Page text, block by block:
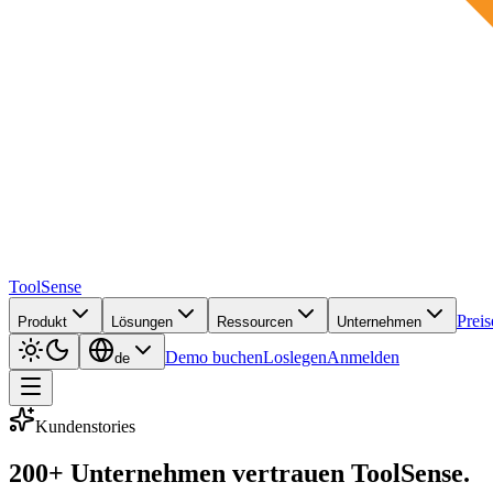
ToolSense
Produkt Lösungen Ressourcen Unternehmen
de Demo buchenLoslegenAnmelden
Kundenstories
200+ Unternehmen vertrauen ToolSense.